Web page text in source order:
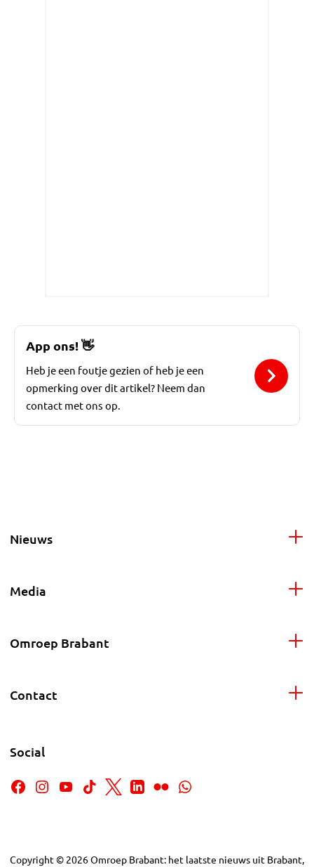
App ons!👋
Heb je een foutje gezien of heb je een
opmerking over dit artikel? Neem dan
contact met ons op.
Nieuws
Media
Omroep Brabant
Contact
Social
Copyright © 2026Omroep Brabant: het laatste nieuws uit Brabant,